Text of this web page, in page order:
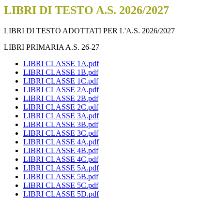
LIBRI DI TESTO A.S. 2026/2027
LIBRI DI TESTO ADOTTATI PER L'A.S. 2026/2027
LIBRI PRIMARIA A.S. 26-27
LIBRI CLASSE 1A.pdf
LIBRI CLASSE 1B.pdf
LIBRI CLASSE 1C.pdf
LIBRI CLASSE 2A.pdf
LIBRI CLASSE 2B.pdf
LIBRI CLASSE 2C.pdf
LIBRI CLASSE 3A.pdf
LIBRI CLASSE 3B.pdf
LIBRI CLASSE 3C.pdf
LIBRI CLASSE 4A.pdf
LIBRI CLASSE 4B.pdf
LIBRI CLASSE 4C.pdf
LIBRI CLASSE 5A.pdf
LIBRI CLASSE 5B.pdf
LIBRI CLASSE 5C.pdf
LIBRI CLASSE 5D.pdf